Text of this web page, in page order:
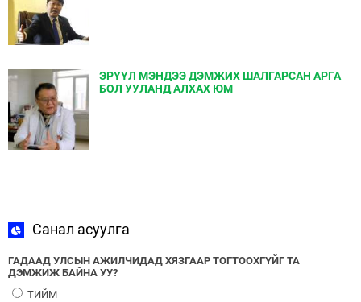
ЭРҮҮЛ МЭНДЭЭ ДЭМЖИХ ШАЛГАРСАН АРГА
БОЛ УУЛАНД АЛХАХ ЮМ
Санал асуулга
ГАДААД УЛСЫН АЖИЛЧИДАД ХЯЗГААР ТОГТООХГҮЙГ ТА
ДЭМЖИЖ БАЙНА УУ?
ТИЙМ